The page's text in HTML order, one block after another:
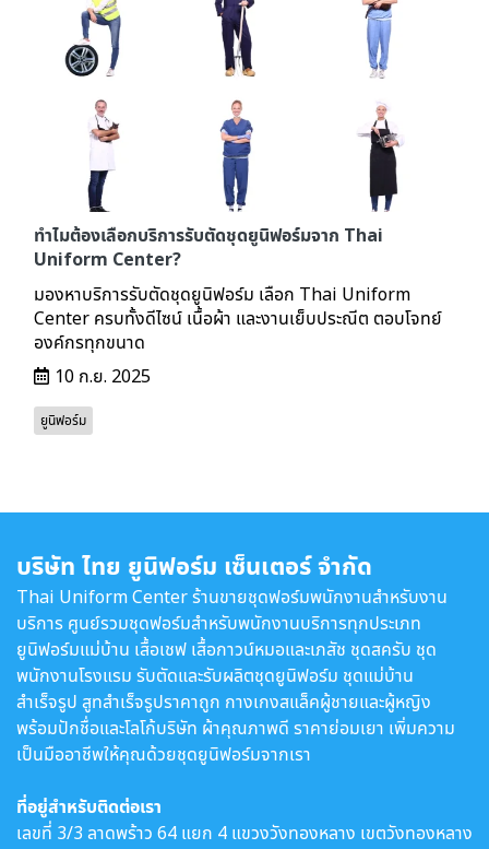
ทำไมต้องเลือกบริการรับตัดชุดยูนิฟอร์มจาก Thai
Uniform Center?
มองหาบริการรับตัดชุดยูนิฟอร์ม เลือก Thai Uniform
Center ครบทั้งดีไซน์ เนื้อผ้า และงานเย็บประณีต ตอบโจทย์
องค์กรทุกขนาด
10 ก.ย. 2025
ยูนิฟอร์ม
บริษัท ไทย ยูนิฟอร์ม เซ็นเตอร์ จำกัด
Thai Uniform Center ร้านขายชุดฟอร์มพนักงานสำหรับงาน
บริการ ศูนย์รวมชุดฟอร์มสำหรับพนักงานบริการทุกประเภท
ยูนิฟอร์มแม่บ้าน เสื้อเชฟ เสื้อกาวน์หมอและเภสัช ชุดสครับ ชุด
พนักงานโรงแรม รับตัดและรับผลิตชุดยูนิฟอร์ม ชุดแม่บ้าน
สำเร็จรูป สูทสำเร็จรูปราคาถูก กางเกงสแล็คผู้ชายและผู้หญิง
พร้อมปักชื่อและโลโก้บริษัท ผ้าคุณภาพดี ราคาย่อมเยา เพิ่มความ
เป็นมืออาชีพให้คุณด้วยชุดยูนิฟอร์มจากเรา
ที่อยู่สำหรับติดต่อเรา
เลขที่ 3/3 ลาดพร้าว 64 แยก 4 แขวงวังทองหลาง เขตวังทองหลาง